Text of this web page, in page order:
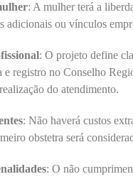
: A mulher terá a
adicionais ou vínculos
: O projeto define
e registro no Conselho
do atendimento.
: Não haverá custos
obstetra será
: O não